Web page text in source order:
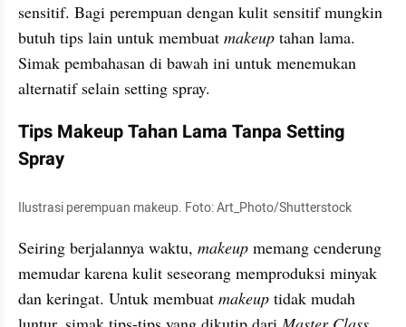
sensitif. Bagi perempuan dengan kulit sensitif mungkin
butuh tips lain untuk membuat makeup tahan lama.
Simak pembahasan di bawah ini untuk menemukan
alternatif selain setting spray.
Tips Makeup Tahan Lama Tanpa Setting
Spray
Ilustrasi perempuan makeup. Foto: Art_Photo/Shutterstock
Seiring berjalannya waktu, makeup memang cenderung
memudar karena kulit seseorang memproduksi minyak
dan keringat. Untuk membuat makeup tidak mudah